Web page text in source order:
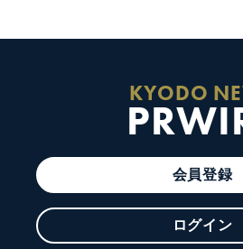
KYODO
会員登録
ログイン